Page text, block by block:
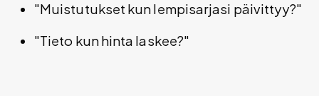
"Muistutukset kun lempisarjasi päivittyy?"
"Tieto kun hinta laskee?"